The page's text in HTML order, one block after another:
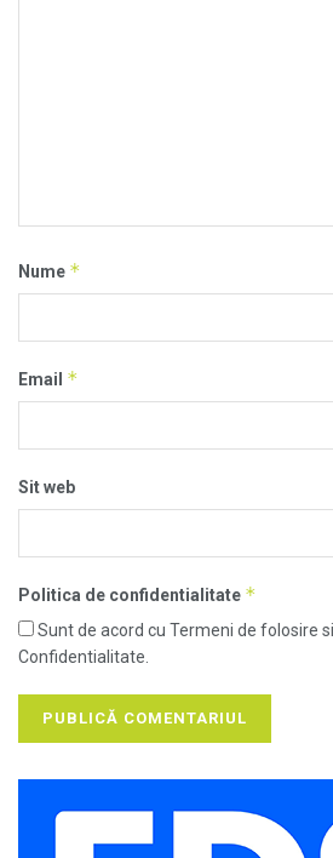
Nume *
Email *
Sit web
Politica de confidentialitate *
Sunt de acord cu Termeni de folosire
Confidentialitate.